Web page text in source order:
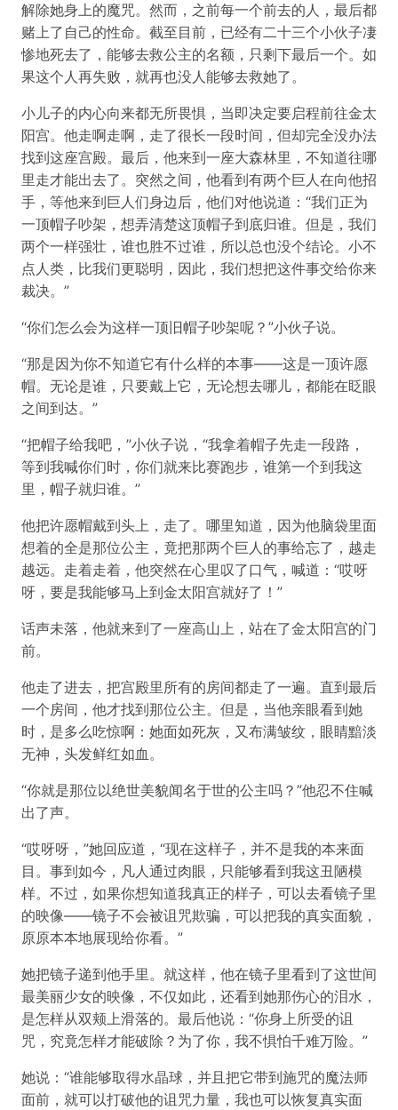
解除她身上的魔咒。然而，之前每一个前去的人，最后都
赌上了自己的性命。截至目前，已经有二十三个小伙子凄
惨地死去了，能够去救公主的名额，只剩下最后一个。如
果这个人再失败，就再也没人能够去救她了。
小儿子的内心向来都无所畏惧，当即决定要启程前往金太
阳宫。他走啊走啊，走了很长一段时间，但却完全没办法
找到这座宫殿。最后，他来到一座大森林里，不知道往哪
里走才能出去了。突然之间，他看到有两个巨人在向他招
手，等他来到巨人们身边后，他们对他说道：“我们正为
一顶帽子吵架，想弄清楚这顶帽子到底归谁。但是，我们
两个一样强壮，谁也胜不过谁，所以总也没个结论。小不
点人类，比我们更聪明，因此，我们想把这件事交给你来
裁决。”
“你们怎么会为这样一顶旧帽子吵架呢？”小伙子说。
“那是因为你不知道它有什么样的本事——这是一顶许愿
帽。无论是谁，只要戴上它，无论想去哪儿，都能在眨眼
之间到达。”
“把帽子给我吧，”小伙子说，“我拿着帽子先走一段路，
等到我喊你们时，你们就来比赛跑步，谁第一个到我这
里，帽子就归谁。”
他把许愿帽戴到头上，走了。哪里知道，因为他脑袋里面
想着的全是那位公主，竟把那两个巨人的事给忘了，越走
越远。走着走着，他突然在心里叹了口气，喊道：“哎呀
呀，要是我能够马上到金太阳宫就好了！”
话声未落，他就来到了一座高山上，站在了金太阳宫的门
前。
他走了进去，把宫殿里所有的房间都走了一遍。直到最后
一个房间，他才找到那位公主。但是，当他亲眼看到她
时，是多么吃惊啊：她面如死灰，又布满皱纹，眼睛黯淡
无神，头发鲜红如血。
“你就是那位以绝世美貌闻名于世的公主吗？”他忍不住喊
出了声。
“哎呀呀，”她回应道，“现在这样子，并不是我的本来面
目。事到如今，凡人通过肉眼，只能够看到我这丑陋模
样。不过，如果你想知道我真正的样子，可以去看镜子里
的映像——镜子不会被诅咒欺骗，可以把我的真实面貌，
原原本本地展现给你看。”
她把镜子递到他手里。就这样，他在镜子里看到了这世间
最美丽少女的映像，不仅如此，还看到她那伤心的泪水，
是怎样从双颊上滑落的。最后他说：“你身上所受的诅
咒，究竟怎样才能破除？为了你，我不惧怕千难万险。”
她说：“谁能够取得水晶球，并且把它带到施咒的魔法师
面前，就可以打破他的诅咒力量，我也可以恢复真实面